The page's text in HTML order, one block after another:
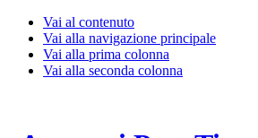
Vai al contenuto
Vai alla navigazione principale
Vai alla prima colonna
Vai alla seconda colonna